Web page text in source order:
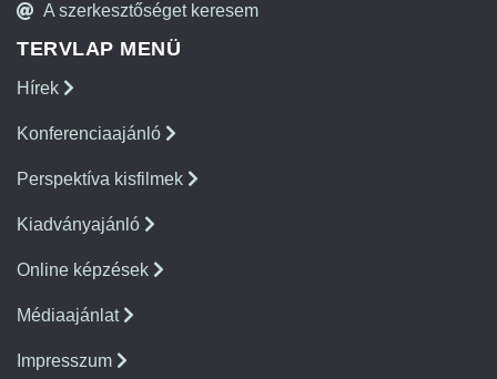
A szerkesztőséget keresem
TERVLAP MENÜ
Hírek
Konferenciaajánló
Perspektíva kisfilmek
Kiadványajánló
Online képzések
Médiaajánlat
Impresszum